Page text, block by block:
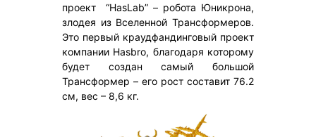
проект “HasLab” – робота Юникрона,
злодея из Вселенной Трансформеров.
Это первый краудфандинговый проект
компании Hasbro, благодаря которому
будет создан самый большой
Трансформер – его рост составит 76.2
см, вес – 8,6 кг.